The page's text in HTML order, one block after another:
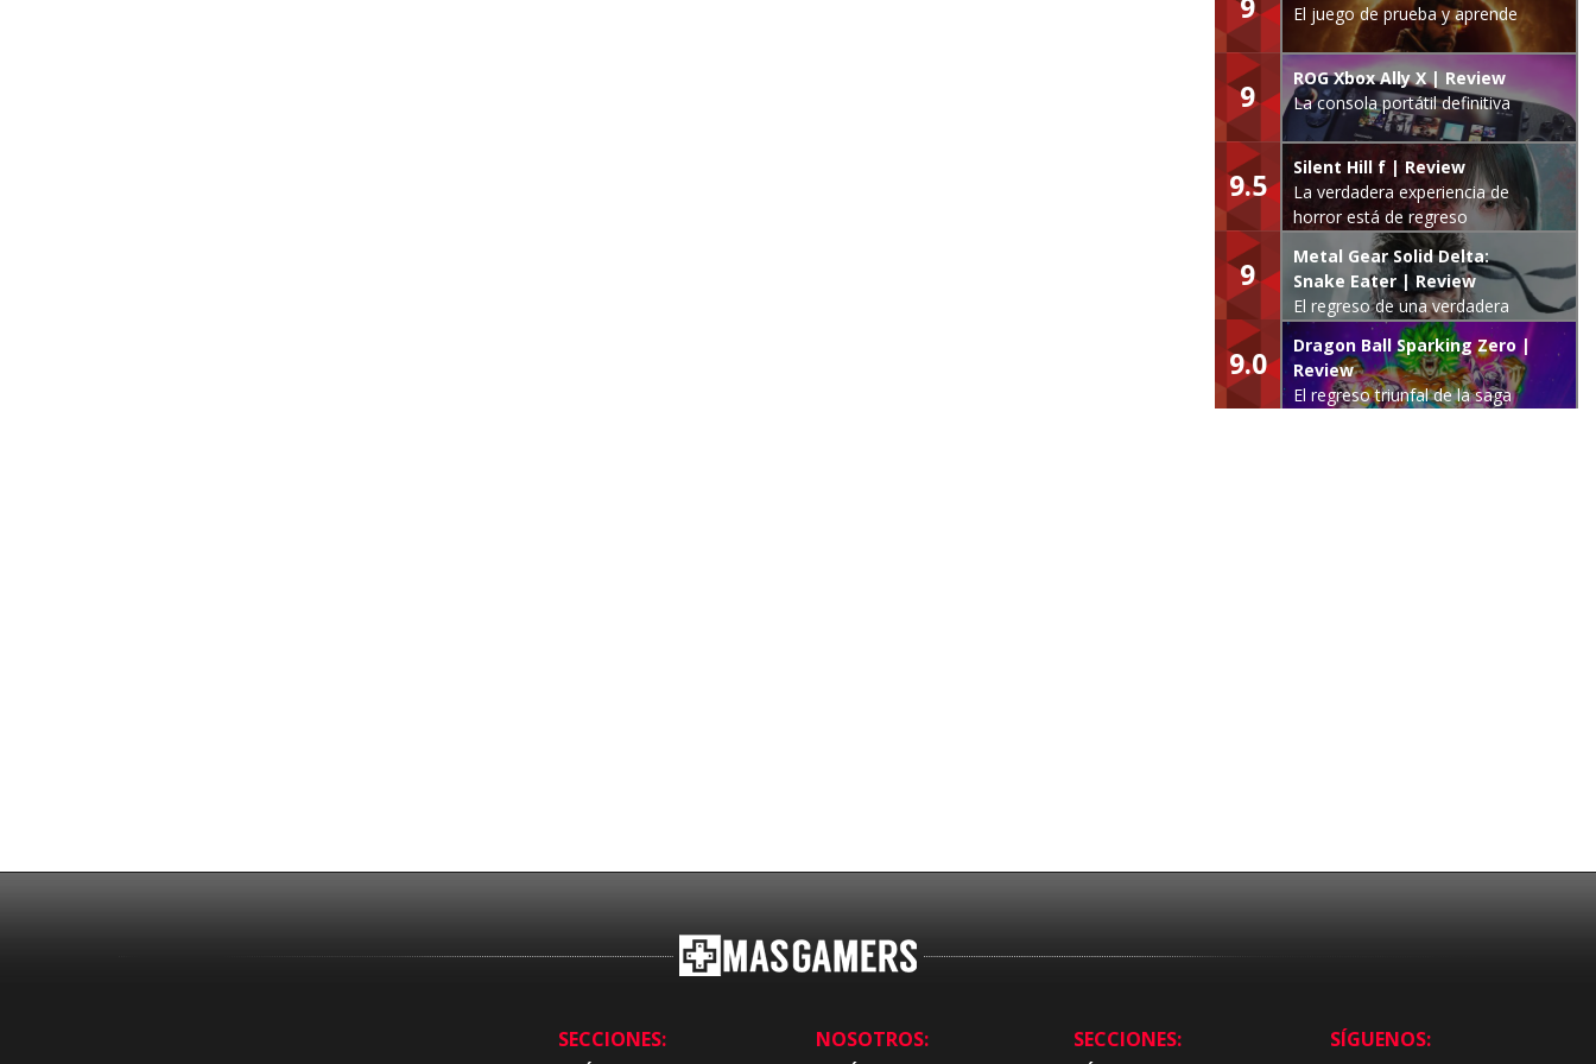
El juego de prueba y aprende
9
ROG Xbox Ally X | Review
La consola portátil definitiva
9.5
Silent Hill f | Review
La verdadera experiencia de
horror está de regreso
9
Metal Gear Solid Delta:
Snake Eater | Review
El regreso de una verdadera
leyenda
9.0
Dragon Ball Sparking Zero |
Review
El regreso triunfal de la saga
SECCIONES: NOSOTROS: SECCIONES: SÍGUENOS: